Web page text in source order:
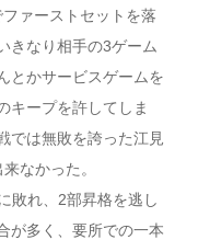
ァーストセットを落
きなり相手の3ゲーム
とかサービスゲームを
キープを許してしま
では無敗を誇った江見
なかった。
敗れ、2部昇格を逃し
が多く、要所での一本